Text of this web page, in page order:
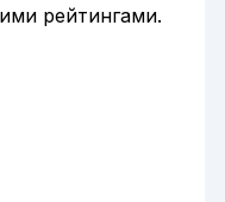
рейтингами.